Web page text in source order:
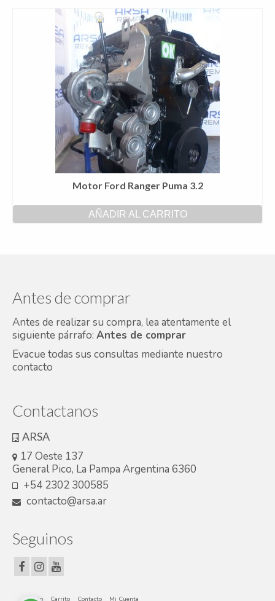
Motor Ford Ranger Puma 3.2
AÑADIR AL CARRITO
Antes de comprar
Antes de realizar su compra, lea atentamente el
siguiente párrafo: Antes de comprar
Evacue todas sus consultas mediante nuestro
contacto
Contactanos
ARSA
17 Oeste 137
General Pico, La Pampa Argentina 6360
+54 2302 300585
contacto@arsa.ar
Seguinos
Inicio Carrito Contacto Mi Cuenta